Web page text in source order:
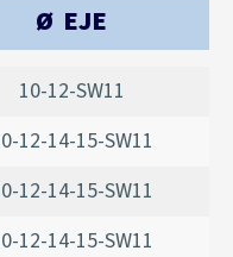
Ø EJE
10-12-SW11
12-14-15-SW11
12-14-15-SW11
12-14-15-SW11